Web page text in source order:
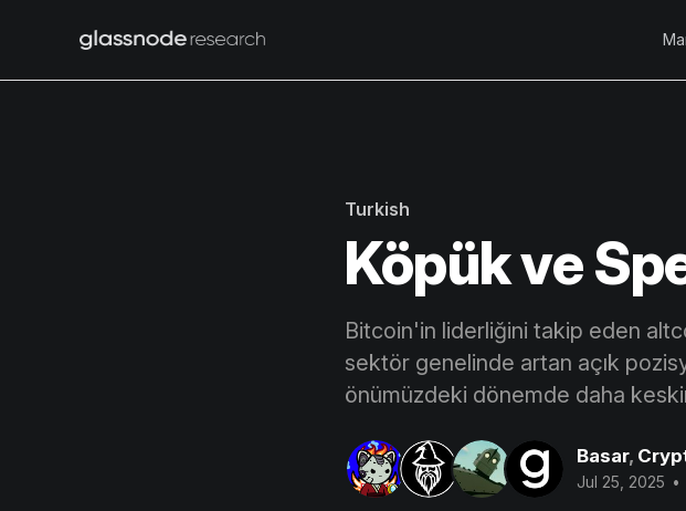
Turkish
Köpük ve
Bitcoin'in liderliğini takip eden
sektör genelinde artan açık
önümüzdeki dönemde daha
Basar,
Jul 25, 2025 •